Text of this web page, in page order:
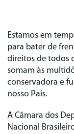
Estamos em
para bater de
direitos de todos
somam às
conservadora e
nosso País.
A Câmara dos
Nacional